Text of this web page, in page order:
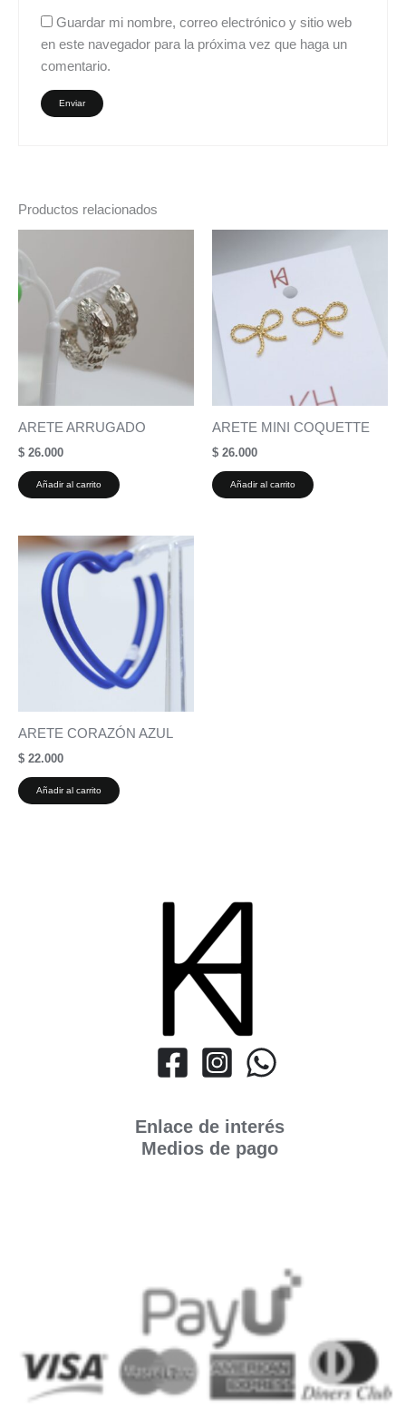
Guardar mi nombre, correo electrónico y sitio web
en este navegador para la próxima vez que haga un
comentario.
Productos relacionados
ARETE ARRUGADO
$ 26.000
Añadir al carrito
ARETE MINI COQUETTE
$ 26.000
Añadir al carrito
ARETE CORAZÓN AZUL
$ 22.000
Añadir al carrito
Enlace de interés
Medios de pago